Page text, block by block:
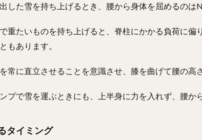
した雪を持ち上げるとき、腰から身体を屈めるのは
重たいものを持ち上げると、脊柱にかかる負荷に偏
もあります。
常に直立させることを意識させ、膝を曲げて腰の高
プで雪を運ぶときにも、上半身に力を入れず、腰か
タイミング